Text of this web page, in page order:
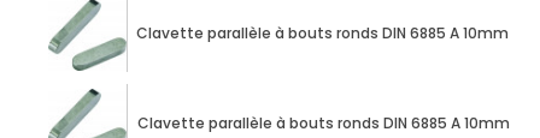
Clavette parallèle à bouts ronds DIN 6885 A 10mm X
Clavette parallèle à bouts ronds DIN 6885 A 10mm X